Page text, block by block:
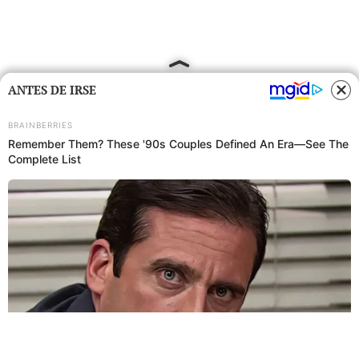
ANTES DE IRSE